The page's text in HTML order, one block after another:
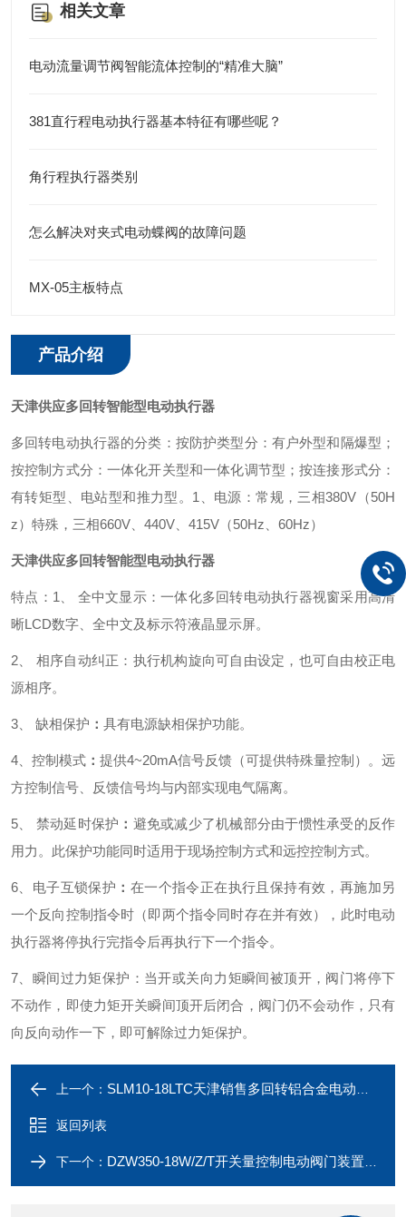
相关文章
电动流量调节阀智能流体控制的“精准大脑”
381直行程电动执行器基本特征有哪些呢？
角行程执行器类别
怎么解决对夹式电动蝶阀的故障问题
MX-05主板特点
产品介绍
天津供应多回转智能型电动执行器
多回转电动执行器的分类： 按防护类型分：有户外型和隔爆型；
按控制方式分：一体化开关型和一体化调节型； 按连接形式分：
有转矩型、电站型和推力型。 1、电源：常规，三相380V（50H
z） 特殊，三相660V、440V、415V（50Hz、60Hz）
天津供应多回转智能型电动执行器
特点：1、 全中文显示： 一体化多回转电动执行器视窗采用高清
晰LCD数字、全中文及标示符液晶显示屏。
2、 相序自动纠正： 执行机构旋向可自由设定，也可自由校正电
源相序。
3、 缺相保护 ： 具有电源缺相保护功能。
4、控制模式 ： 提供4~20mA信号反馈（可提供特殊量控制）。远
方控制信号、反馈信号均与内部实现电气隔离。
5、 禁动延时保护 ： 避免或减少了机械部分由于惯性承受的反作
用力。此保护功能同时适用于现场控制方式和远控控制方式。
6、电子互锁保护 ： 在一个指令正在执行且保持有效，再施加另
一个反向控制指令时（即两个指令同时存在并有效），此时电动
执行器将停执行完指令后再执行下一个指令。
7、瞬间过力矩保护： 当开或关向力矩瞬间被顶开，阀门将停下
不动作，即使力矩开关瞬间顶开后闭合，阀门仍不会动作，只有
向反向动作一下，即可解除过力矩保护。
上一个： SLM10-18LTC天津销售多回转铝合金电动阀门执行器
返回列表
下一个： DZW350-18W/Z/T开关量控制电动阀门装置执行器